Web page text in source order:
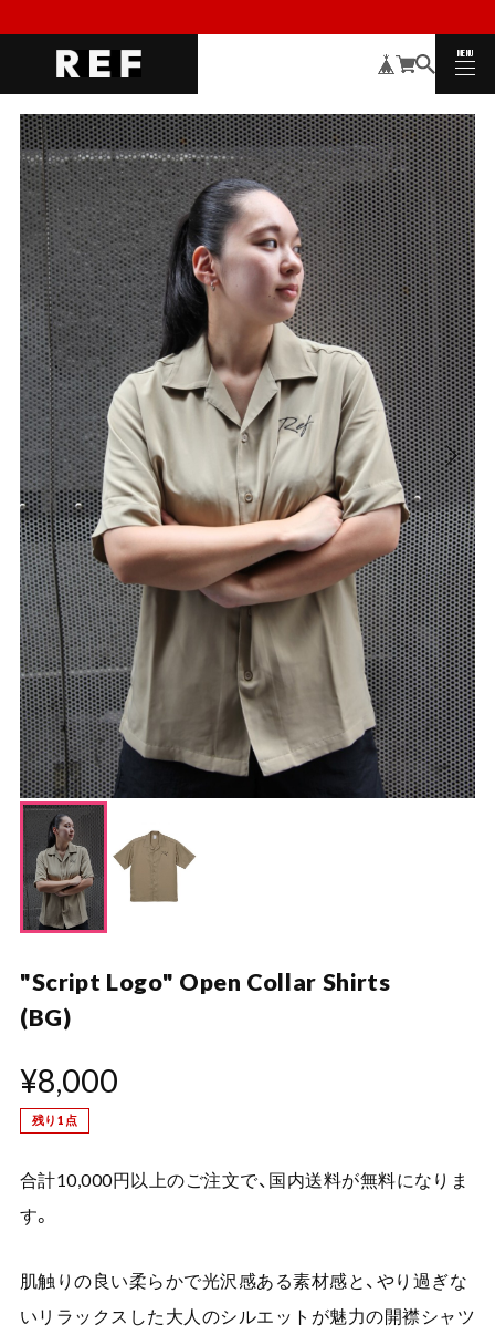
MENU
CLOSE
"Script Logo" Open Collar Shirts
(BG)
¥8,000
残り1点
合計10,000円以上のご注文で、国内送料が無料になりま
す。
肌触りの良い柔らかで光沢感ある素材感と、やり過ぎな
いリラックスした大人のシルエットが魅力の開襟シャツ